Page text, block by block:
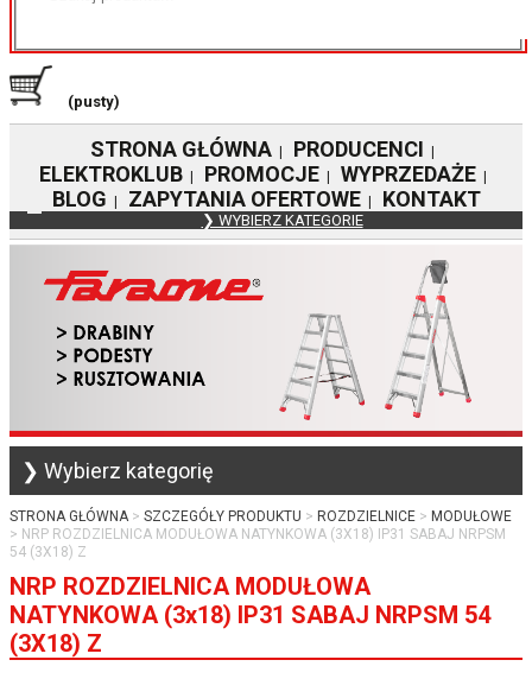
(pusty)
STRONA GŁÓWNA PRODUCENCI
ELEKTROKLUB| PROMOCJE| WYPRZEDAŻE|
BLOG ZAPYTANIA OFERTOWE| KONTAKT
❯ WYBIERZ KATEGORIE
❯ Wybierz kategorię
STRONA GŁÓWNA SZCZEGÓŁY PRODUKTU ROZDZIELNICE
MODUŁOWE
NRP ROZDZIELNICA MODUŁOWA NATYNKOWA (3X18) IP31 SABAJ NRPSM
54 (3X18) Z
NRP ROZDZIELNICA MODUŁOWA
NATYNKOWA (3x18) IP31 SABAJ NRPSM 54
(3X18) Z